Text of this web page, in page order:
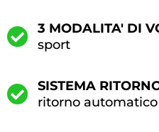
3 MODALITA' DI
sport
SISTEMA
ritorno